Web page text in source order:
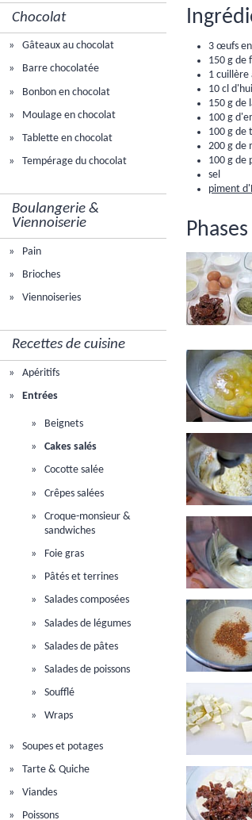
Chocolat
Gâteaux au chocolat
Barre chocolatée
Bonbon en chocolat
Moulage en chocolat
Tablette en chocolat
Tempérage du chocolat
Boulangerie &
Viennoiserie
Pain
Brioches
Viennoiseries
Recettes de cuisine
Apéritifs
Entrées
Beignets
Cakes salés
Cocotte salée
Crêpes salées
Croque-monsieur &
sandwiches
Foie gras
Pâtés et terrines
Salades composées
Salades de légumes
Salades de pâtes
Salades de poissons
Soufflé
Wraps
Soupes et potages
Tarte & Quiche
Viandes
Poissons
3 œufs
150 g de
1 cuillère
10 cl
150 g de
100 g
100 g de
200 g de
100 g de
sel
piment